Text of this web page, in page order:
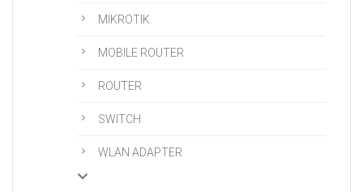
MIKROTIK
MOBILE ROUTER
ROUTER
SWITCH
WLAN ADAPTER